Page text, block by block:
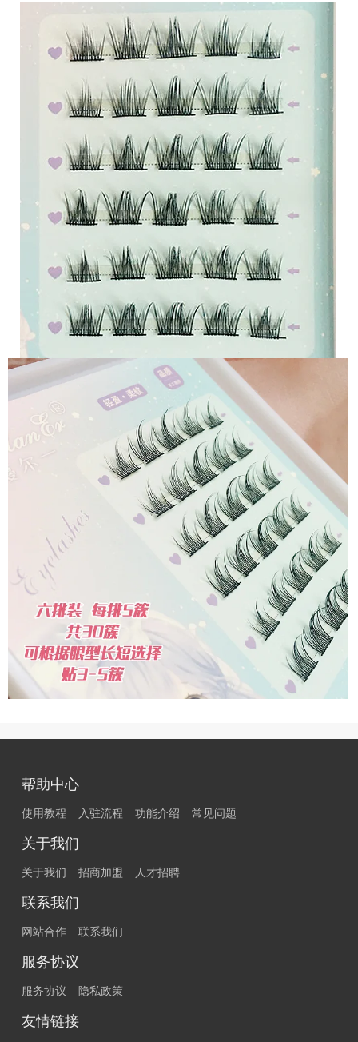
帮助中心
使用教程 入驻流程 功能介绍 常见问题
关于我们
关于我们 招商加盟 人才招聘
联系我们
网站合作 联系我们
服务协议
服务协议 隐私政策
友情链接